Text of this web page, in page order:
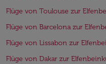
Flüge von Toulouse zur
Flüge von Barcelona zur
Flüge von Lissabon zur
Flüge von Dakar zur